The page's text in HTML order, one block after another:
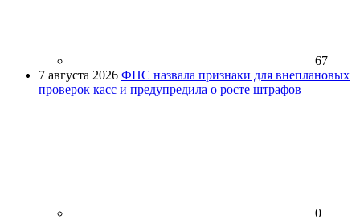
67
7 августа 2026 ФНС назвала признаки для внеплановых
проверок касс и предупредила о росте штрафов
0